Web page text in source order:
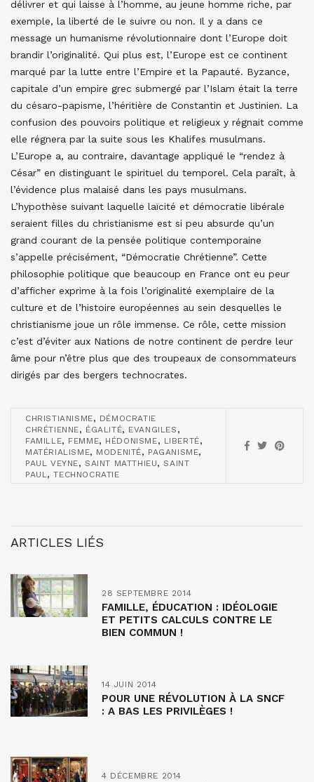
délivrer et qui laisse à l’homme, au jeune homme riche, par
exemple, la liberté de le suivre ou non. Il y a dans ce
message un humanisme révolutionnaire dont l’Europe doit
brandir l’originalité. Qui plus est, l’Europe est ce continent
marqué par la lutte entre l’Empire et la Papauté. Byzance,
capitale d’un empire grec submergé par l’Islam était la terre
du césaro-papisme, l’héritière de Constantin et Justinien. La
confusion des pouvoirs politique et religieux y régnait comme
elle régnera par la suite sous les Khalifes musulmans.
L’Europe a, au contraire, davantage appliqué le “rendez à
César” en distinguant le spirituel du temporel. Cela paraît, à
l’évidence plus malaisé dans les pays musulmans.
L’hypothèse suivant laquelle laïcité et démocratie libérale
seraient filles du christianisme est si peu absurde qu’un
grand courant de la pensée politique contemporaine
s’appelle précisément, “Démocratie Chrétienne”. Cette
philosophie politique que beaucoup en France ont eu peur
d’afficher exprime à la fois l’originalité exemplaire de la
culture et de l’histoire européennes au sein desquelles le
christianisme joue un rôle immense. Ce rôle, cette mission
c’est d’éviter aux Nations de notre continent de perdre leur
âme pour n’être plus que des troupeaux de consommateurs
dirigés par des bergers technocrates.
CHRISTIANISME, DÉMOCRATIE
CHRÉTIENNE, ÉGALITÉ, EVANGILES ,
FAMILLE, FEMME, HÉDONISME, LIBERTÉ,
MATÉRIALISME, MODENITÉ, PAGANISME,
PAUL VEYNE, SAINT MATTHIEU, SAINT
PAUL,TECHNOCRATIE
ARTICLES LIÉS
28 SEPTEMBRE 2014
FAMILLE, ÉDUCATION : IDÉOLOGIE
ET PETITS CALCULS CONTRE LE
BIEN COMMUN !
14 JUIN 2014
POUR UNE RÉVOLUTION À LA SNCF
: A BAS LES PRIVILÈGES !
4 DÉCEMBRE 2014